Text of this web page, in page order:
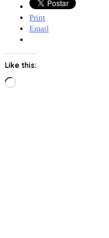
Print
Email
Like this:
Loading…